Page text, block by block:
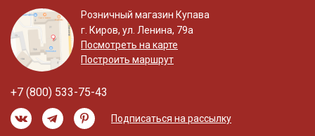
Розничный магазин Купава
г. Киров, ул. Ленина, 79а
Посмотреть на карте
Построить маршрут
+7 (800) 533-75-43
Подписаться на рассылку